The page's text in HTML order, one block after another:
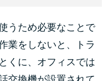
うため必要なことで
業をしないと、トラ
くに、オフィスでは